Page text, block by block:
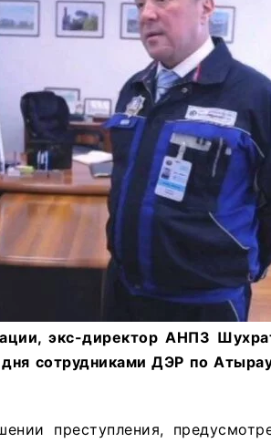
экс-директор АНПЗ
сотрудниками ДЭР по
преступления,